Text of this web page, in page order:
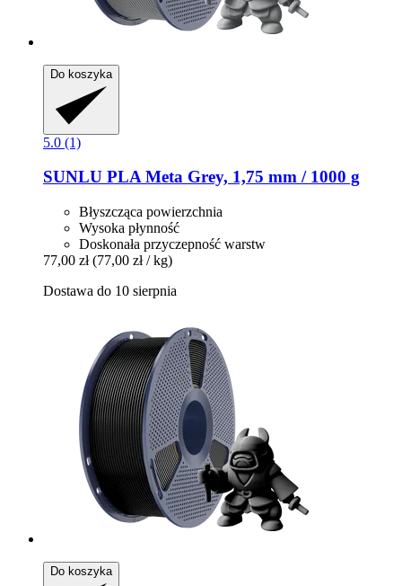
Do koszyka
5.0 (1)
SUNLU PLA Meta Grey, 1,75 mm / 1000 g
Błyszcząca powierzchnia
Wysoka płynność
Doskonała przyczepność warstw
77,00 zł (77,00 zł / kg)
Dostawa do 10 sierpnia
Do koszyka